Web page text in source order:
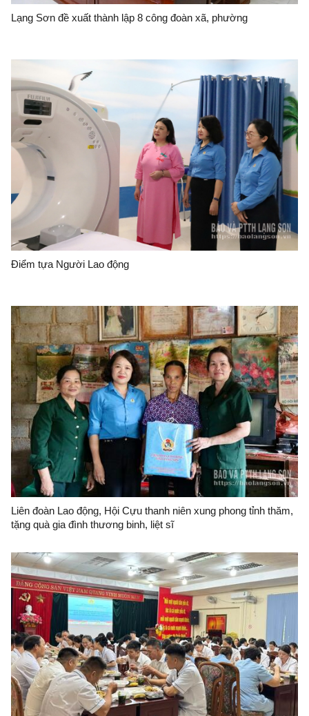
Lạng Sơn đề xuất thành lập 8 công đoàn xã, phường
Điểm tựa Người Lao động
Liên đoàn Lao động, Hội Cựu thanh niên xung phong tỉnh thăm,
tặng quà gia đình thương binh, liệt sĩ